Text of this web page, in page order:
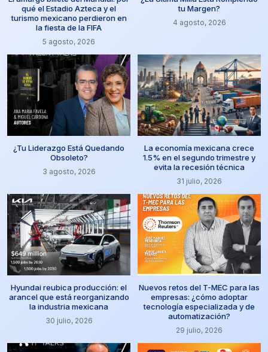
qué el Estadio Azteca y el
turismo mexicano perdieron en
la fiesta de la FIFA
5 agosto, 2026
tu Margen?
4 agosto, 2026
¿Tu Liderazgo Está Quedando
Obsoleto?
3 agosto, 2026
La economía mexicana crece
1.5% en el segundo trimestre y
evita la recesión técnica
31 julio, 2026
Hyundai reubica producción: el
arancel que está reorganizando
la industria mexicana
30 julio, 2026
Nuevos retos del T-MEC para las
empresas: ¿cómo adoptar
tecnología especializada y de
automatización?
29 julio, 2026